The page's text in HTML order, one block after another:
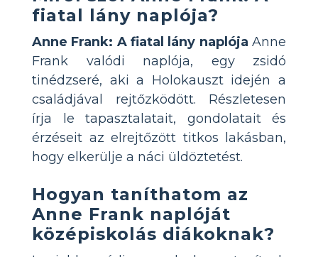
fiatal lány naplója?
Anne Frank: A fiatal lány naplója Anne
Frank valódi naplója, egy zsidó
tinédzseré, aki a Holokauszt idején a
családjával rejtőzködött. Részletesen
írja le tapasztalatait, gondolatait és
érzéseit az elrejtőzött titkos lakásban,
hogy elkerülje a náci üldöztetést.
Hogyan taníthatom az
Anne Frank naplóját
középiskolás diákoknak?